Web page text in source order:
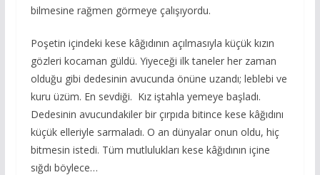
bilmesine rağmen görmeye çalışıyordu.
Poşetin içindeki kese kâğıdının açılmasıyla küçük kızın
gözleri kocaman güldü. Yiyeceği ilk taneler her zaman
olduğu gibi dedesinin avucunda önüne uzandı; leblebi ve
kuru üzüm. En sevdiği. Kız iştahla yemeye başladı.
Dedesinin avucundakiler bir çırpıda bitince kese kâğıdını
küçük elleriyle sarmaladı. O an dünyalar onun oldu, hiç
bitmesin istedi. Tüm mutlulukları kese kâğıdının içine
sığdı böylece…